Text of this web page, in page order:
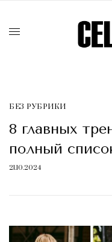
БЕЗ РУБРИКИ
8 главных
полный
21.10.2024